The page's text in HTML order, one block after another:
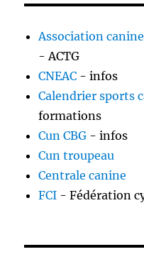
Association
- ACTG
CNEAC - infos
Calendrier sports
formations
Cun CBG - infos
Cun troupeau
Centrale canine
FCI - Fédération